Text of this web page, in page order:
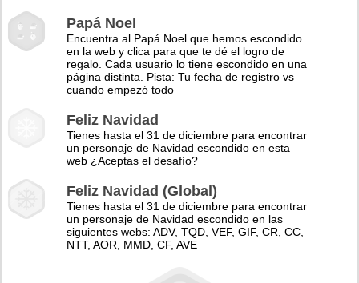
Papá Noel
Encuentra al Papá Noel que hemos escondido
en la web y clica para que te dé el logro de
regalo. Cada usuario lo tiene escondido en una
página distinta. Pista: Tu fecha de registro vs
cuando empezó todo
Feliz Navidad
Tienes hasta el 31 de diciembre para encontrar
un personaje de Navidad escondido en esta
web ¿Aceptas el desafío?
Feliz Navidad (Global)
Tienes hasta el 31 de diciembre para encontrar
un personaje de Navidad escondido en las
siguientes webs: ADV, TQD, VEF, GIF, CR, CC,
NTT, AOR, MMD, CF, AVE